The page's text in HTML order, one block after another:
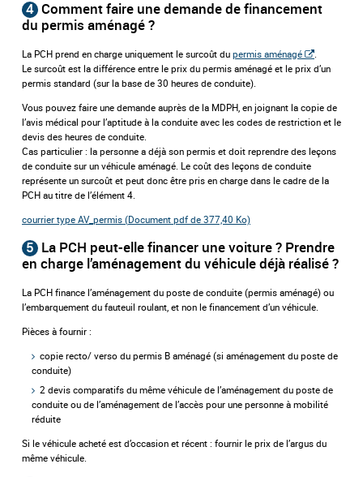
4 Comment faire une demande de financement
du permis aménagé ?
La PCH prend en charge uniquement le surcoût du permis aménagé
Le surcoût est la différence entre le prix du permis aménagé et le prix d’un
permis standard (sur la base de 30 heures de conduite).
Vous pouvez faire une demande auprès de la MDPH, en joignant la copie de
l’avis médical pour l’aptitude à la conduite avec les codes de restriction et le
devis des heures de conduite.
Cas particulier : la personne a déjà son permis et doit reprendre des leçons
de conduite sur un véhicule aménagé. Le coût des leçons de conduite
représente un surcoût et peut donc être pris en charge dans le cadre de la
PCH au titre de l’élément 4.
courrier type AV_permis (Document pdf de 377,40 Ko)
5 La PCH peut-elle financer une voiture ? Prendre
en charge l’aménagement du véhicule déjà réalisé ?
La PCH finance l’aménagement du poste de conduite (permis aménagé) ou
l’embarquement du fauteuil roulant, et non le financement d’un véhicule.
Pièces à fournir :
copie recto/ verso du permis B aménagé (si aménagement du poste de
conduite)
2 devis comparatifs du même véhicule de l’aménagement du poste de
conduite ou de l’aménagement de l’accès pour une personne à mobilité
réduite
Si le véhicule acheté est d’occasion et récent : fournir le prix de l’argus du
même véhicule.